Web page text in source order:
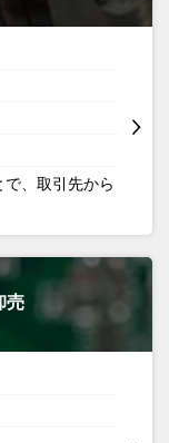
、取引先から
売